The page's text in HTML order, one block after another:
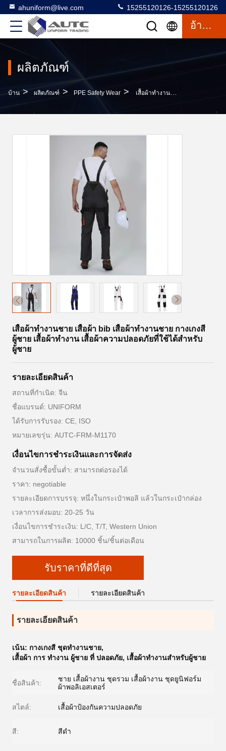
ahuniform@live.com 15255120126-15255120126
อ้างอิง
ผลิตภัณฑ์
บ้าน > ผลิตภัณฑ์ > PPE Safety Wear > เสื้อผ้าทํางานชาย เสื้อผ้า Bib เสื้อผ้าทํางานชาย กางเกงสีผู้ชาย เสื้อผ้าทํางาน เสื้อผ้าความปลอดภัยที่ใช้ได้สําหรับผู้ชาย
เสื้อผ้าทํางานชาย เสื้อผ้า bib เสื้อผ้าทํางานชาย กางเกงสี
ผู้ชาย เสื้อผ้าทํางาน เสื้อผ้าความปลอดภัยที่ใช้ได้สําหรับ
ผู้ชาย
รายละเอียดสินค้า
สถานที่กำเนิด: จีน
ชื่อแบรนด์: UNIFORM
ได้รับการรับรอง: CE, ISO
หมายเลขรุ่น: AUTC-FRM-M1170
เงื่อนไขการชำระเงินและการจัดส่ง
จำนวนสั่งซื้อขั้นต่ำ: สามารถต่อรองได้
ราคา: negotiable
รายละเอียดการบรรจุ: หนึ่งในกระเป๋าพอลิ แล้วในกระเป๋ากล่อง
เวลาการส่งมอบ: 20-25 วัน
เงื่อนไขการชำระเงิน: L/C, T/T, Western Union
สามารถในการผลิต: 10000 ชิ้น/ชิ้นต่อเดือน
รับราคาที่ดีที่สุด
รายละเอียดสินค้า รายละเอียดสินค้า
รายละเอียดสินค้า
เน้น: กางเกงสี ชุดทํางานชาย,
เสื้อผ้า การ ทํางาน ผู้ชาย ที่ ปลอดภัย, เสื้อผ้าทํางานสําหรับผู้ชาย
ชื่อสินค้า:
ชาย เสื้อผ้างาน ชุดรวม เสื้อผ้างาน ชุดยูนิฟอร์ม
ผ้าพอลิเอสเตอร์
สไตล์: เสื้อผ้าป้องกันความปลอดภัย
สี: สีดํา